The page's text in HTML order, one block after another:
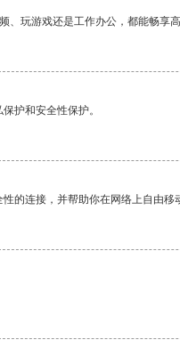
玩游戏还是工作办公，都能畅享
护和安全性保护。
的连接，并帮助你在网络上自由移